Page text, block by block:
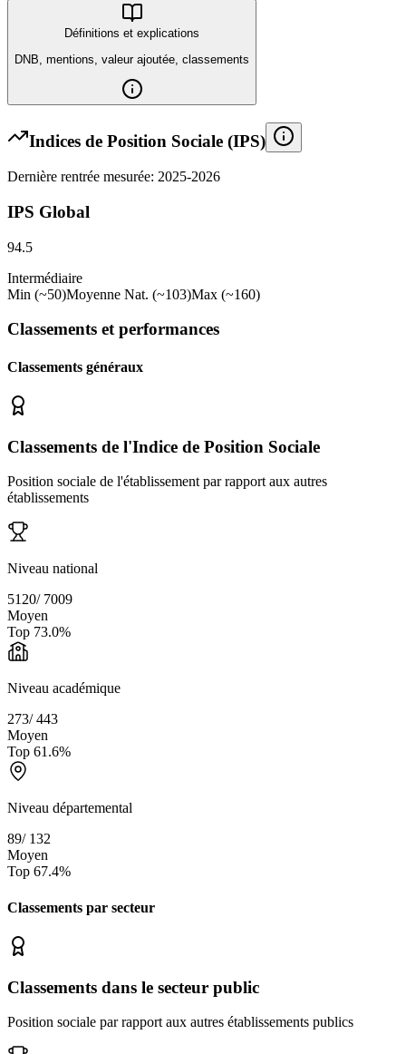
Définitions et explications
DNB, mentions, valeur ajoutée, classements
Indices de Position Sociale (IPS)
Dernière rentrée mesurée: 2025-2026
IPS Global
94.5
Intermédiaire
Min (~50)Moyenne Nat. (~103)Max (~160)
Classements et performances
Classements généraux
Classements de l'Indice de Position Sociale
Position sociale de l'établissement par rapport aux autres
établissements
Niveau national
5120/ 7009
Moyen
Top 73.0%
Niveau académique
273/443
Moyen
Top 61.6%
Niveau départemental
89/ 132
Moyen
Top 67.4%
Classements par secteur
Classements dans le secteur public
Position sociale par rapport aux autres établissements publics